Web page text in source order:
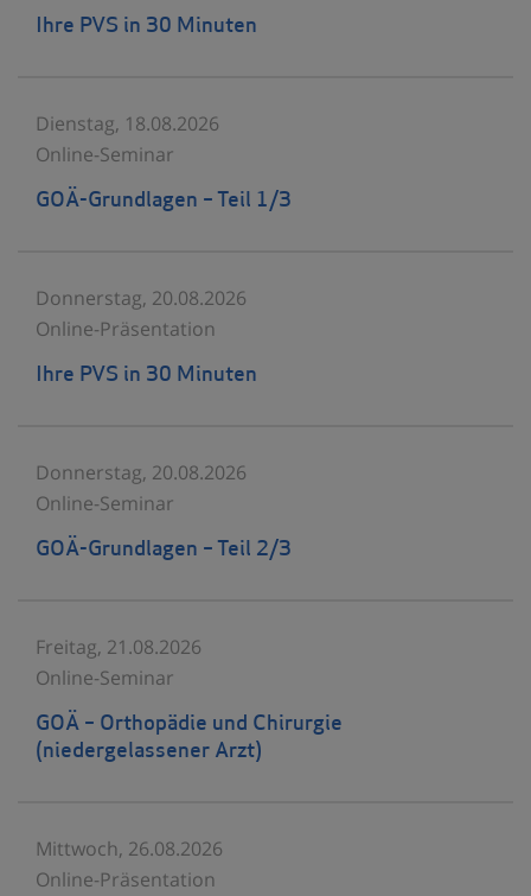
Ihre PVS in 30 Minuten
Dienstag, 18.08.2026
Online-Seminar
GOÄ-Grundlagen – Teil 1/3
Donnerstag, 20.08.2026
Online-Präsentation
Ihre PVS in 30 Minuten
Donnerstag, 20.08.2026
Online-Seminar
GOÄ-Grundlagen – Teil 2/3
Freitag, 21.08.2026
Online-Seminar
GOÄ – Orthopädie und Chirurgie
(niedergelassener Arzt)
Mittwoch, 26.08.2026
Online-Präsentation